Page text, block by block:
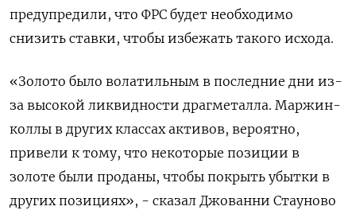
предупредили, что ФРС будет необходимо
снизить ставки, чтобы избежать такого исхода.
«Золото было волатильным в последние дни из-
за высокой ликвидности драгметалла. Маржин-
коллы в других классах активов, вероятно,
привели к тому, что некоторые позиции в
золоте были проданы, чтобы покрыть убытки в
других позициях», - сказал Джованни Стауново